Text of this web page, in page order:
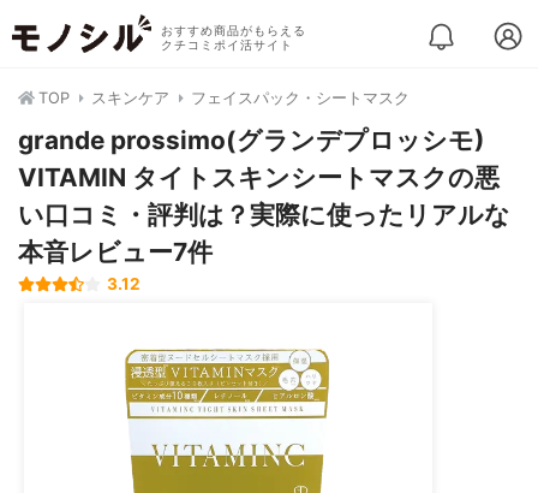
おすすめ商品がもらえる
クチコミポイ活サイト
TOP スキンケア フェイスパック・シートマスク
grande prossimo(グランデプロッシモ)
VITAMIN タイトスキンシートマスクの悪
い口コミ・評判は？実際に使ったリアルな
本音レビュー7件
3.12